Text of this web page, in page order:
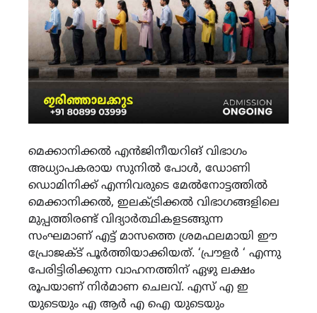
മെക്കാനിക്കൽ എൻജിനീയറിങ് വിഭാഗം
അധ്യാപകരായ സുനിൽ പോൾ, ഡോണി
ഡൊമിനിക്ക് എന്നിവരുടെ മേൽനോട്ടത്തിൽ
മെക്കാനിക്കൽ, ഇലക്ട്രിക്കൽ വിഭാഗങ്ങളിലെ
മുപ്പത്തിരണ്ട് വിദ്യാർത്ഥികളടങ്ങുന്ന
സംഘമാണ് എട്ട് മാസത്തെ ശ്രമഫലമായി ഈ
പ്രോജക്ട് പൂർത്തിയാക്കിയത്. ‘പ്രൗളർ ‘ എന്നു
പേരിട്ടിരിക്കുന്ന വാഹനത്തിന് ഏഴു ലക്ഷം
രൂപയാണ് നിർമാണ ചെലവ്. എസ് എ ഇ
യുടെയും എ ആർ എ ഐ യുടെയും